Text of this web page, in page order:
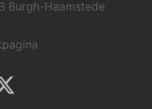
Burgh-Haamstede